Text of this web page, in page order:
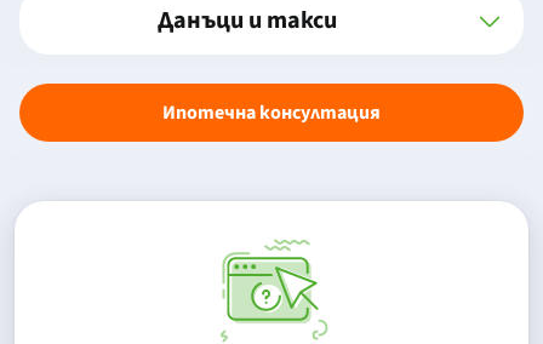
Данъци и такси
Ипотечна консултация